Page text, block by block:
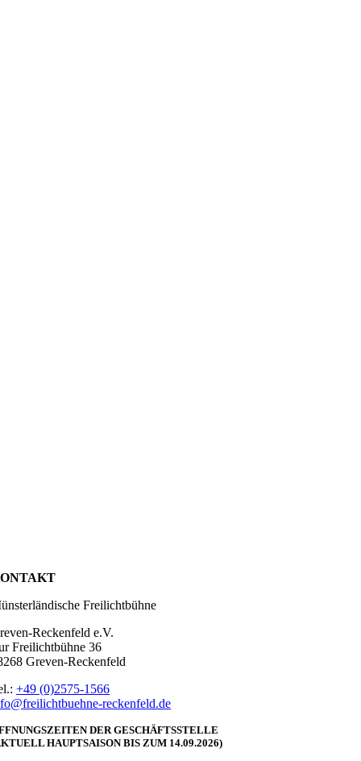
Freilichtbühne
Reckenfeld e.V.
Freilichtbühne 36
Greven-Reckenfeld
+49 (0)2575-1566
reckenfeld.de
DER GESCHÄFTSSTELLE
HAUPTSAISON BIS ZUM 14.09.2026)